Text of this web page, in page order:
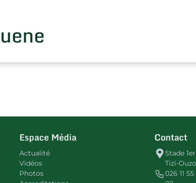
Espace Média
Actualité
Vidéos
Photos
Contact
Stade
Tizi-
026 11